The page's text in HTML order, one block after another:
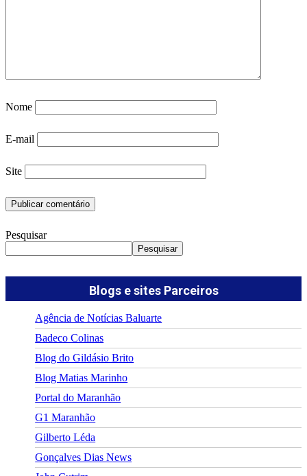
Nome
E-mail
Site
Pesquisar
Pesquisar
Blogs e sites Parceiros
Agência de Notícias Baluarte
Badeco Colinas
Blog do Gildásio Brito
Blog Matias Marinho
Portal do Maranhão
G1 Maranhão
Gilberto Léda
Gonçalves Dias News